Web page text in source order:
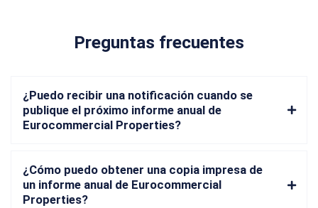
Preguntas frecuentes
¿Puedo recibir una notificación cuando se
publique el próximo informe anual de
Eurocommercial Properties?
¿Cómo puedo obtener una copia impresa de
un informe anual de Eurocommercial
Properties?